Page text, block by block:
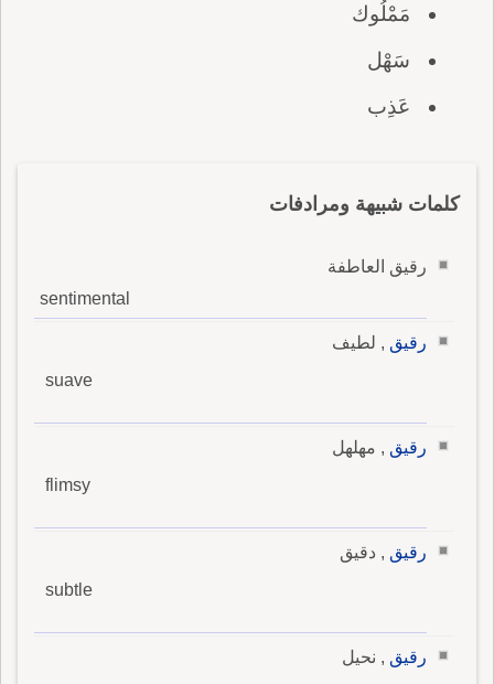
مَمْلُوك
سَهْل
عَذِب
كلمات شبيهة ومرادفات
رقيق العاطفة
sentimental
رقيق , لطيف
suave
رقيق , مهلهل
flimsy
رقيق , دقيق
subtle
رقيق , نحيل